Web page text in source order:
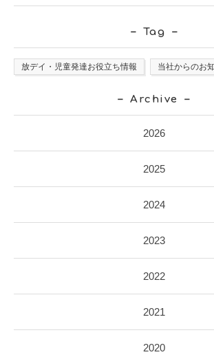
Tag
放デイ・児童発達お役立ち情報 当社からのお
Archive
2026
2025
2024
2023
2022
2021
2020